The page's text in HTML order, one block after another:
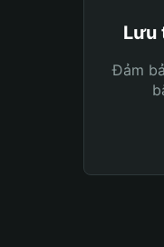
Lưu
Đảm